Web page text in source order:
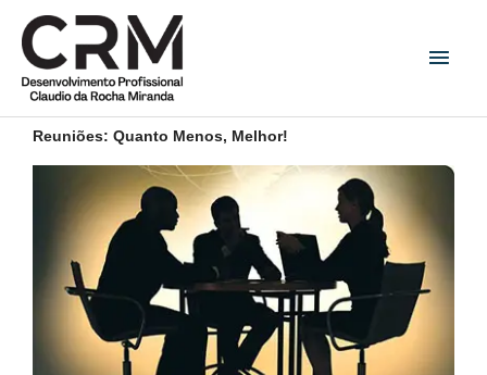
para
conteúdo
Reuniões: Quanto Menos, Melhor!